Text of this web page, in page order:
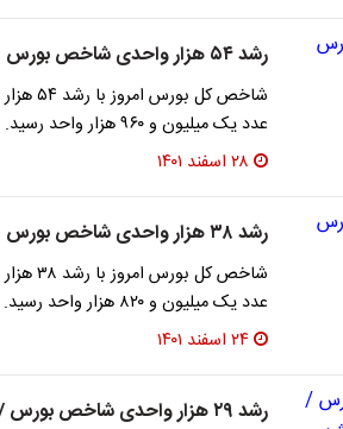
رشد ۵۴ هزار واحدی شاخص بورس
شاخص کل
عدد یک میلیون و ۹۶۰ هزار واحد رسید. شاخص کل هم…
۲۸ اسفند ۱۴۰۱
رشد ۳۸ هزار واحدی شاخص بورس
شاخص کل
عدد یک میلیون و ۸۲۰ هزار واحد رسید. شاخص کل هم…
۲۴ اسفند ۱۴۰۱
رشد ۲۹ هزار واحدی شاخص